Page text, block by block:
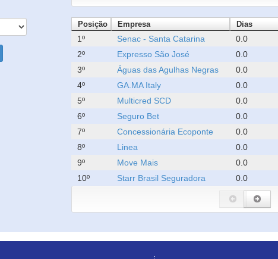
Posição Empresa Dias
1º Senac - Santa Catarina
0.0
2º
Expresso São José
0.0
3º
Águas das Agulhas Negras
0.0
4º
GA.MA Italy
0.0
5º
Multicred SCD
0.0
6º
Seguro Bet
0.0
7º
Concessionária Ecoponte
0.0
8º
Linea
0.0
9º
Move Mais
0.0
10º
Starr Brasil Seguradora 0.0